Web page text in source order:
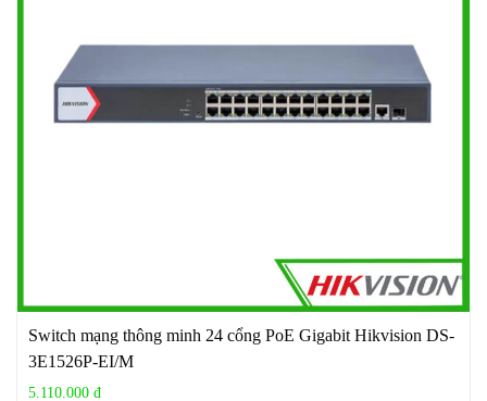
Switch mạng thông minh 24 cổng PoE Gigabit Hikvision DS-
3E1526P-EI/M
5.110.000 đ